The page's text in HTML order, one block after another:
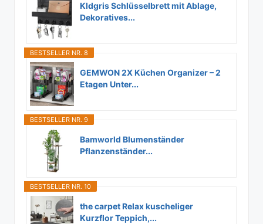
Kldgris Schlüsselbrett mit Ablage,
Dekoratives...
BESTSELLER NR. 8
GEMWON 2X Küchen Organizer – 2
Etagen Unter...
BESTSELLER NR. 9
Bamworld Blumenständer
Pflanzenständer...
BESTSELLER NR. 10
the carpet Relax kuscheliger
Kurzflor Teppich,...